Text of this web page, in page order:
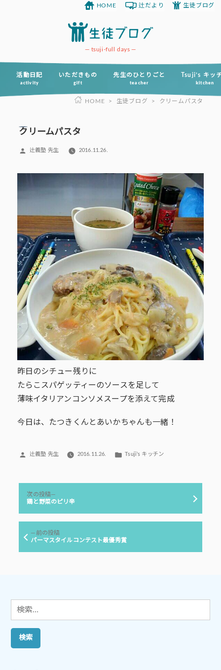
ツ
tsuji-full days
活動日記
activity
いただきもの
gift
先生のひとりごと
teacher
Tsuji’s キッ
kitchen
HOME 辻だより 生徒ブログ
HOME > 生徒ブログ > クリームパスタ
クリームパスタ
投
辻義塾 先生 2016.11.26.
昨日のシチュー残りに
たらこスパゲッティーのソースを足して
薄味イタリアンコンソメスープを添えて完成
今日は、たつきくんとあいかちゃんも一緒！
投
辻義塾 先生 2016.11.26.
カ
リ
Tsuji’s キッチン
ナ
ー
前の投稿前
の
パーマスタイルコンテスト最優秀賞
次の投稿
の
鶏と野菜のピリ辛
検
索: